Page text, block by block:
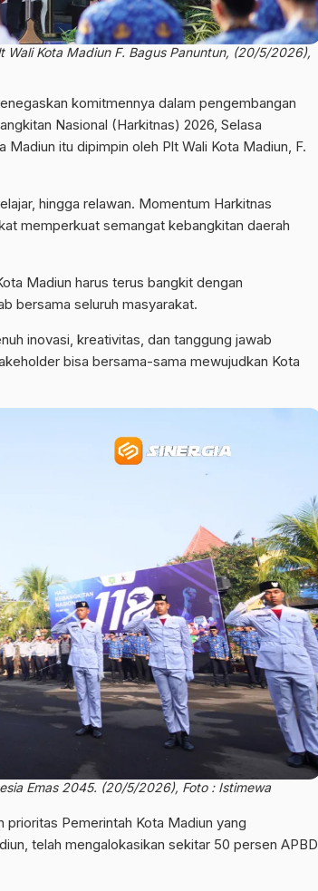
Kota Madiun F. Bagus Panuntun, (20/5/2026),
komitmennya dalam pengembangan
Nasional (Harkitnas) 2026, Selasa
itu dipimpin oleh Plt Wali Kota Madiun, F.
hingga relawan. Momentum Harkitnas
memperkuat semangat kebangkitan daerah
Madiun harus terus bangkit dengan
bersama seluruh masyarakat.
inovasi, kreativitas, dan tanggung jawab
bisa bersama-sama mewujudkan Kota
Emas 2045. (20/5/2026), Foto : Istimewa
prioritas Pemerintah Kota Madiun yang
telah mengalokasikan sekitar 50 persen APBD